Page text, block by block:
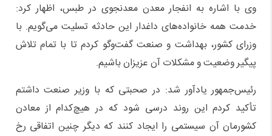
وی با اشاره به انفجار معدن معدنجوی در طبس، اظهار کرد:
خدمت همه خانواده‌های داغدار این حادثه تسلیت می‌گویم. با
وزرای کشور، بهداشت و صنعت گفت‌وگو کردم تا با تمام تلاش
پیگیر وضعیت و مشکلات آن عزیزان باشیم.
رئیس‌جمهور یادآور شد: در صحبتی که با وزیر صنعت داشتم
تأکید کردم این روند درسی شود که در هیچ‌کدام از معادن
کشورمان آن سیستمی را ایجاد کنند که دیگر چنین اتفاقی رخ